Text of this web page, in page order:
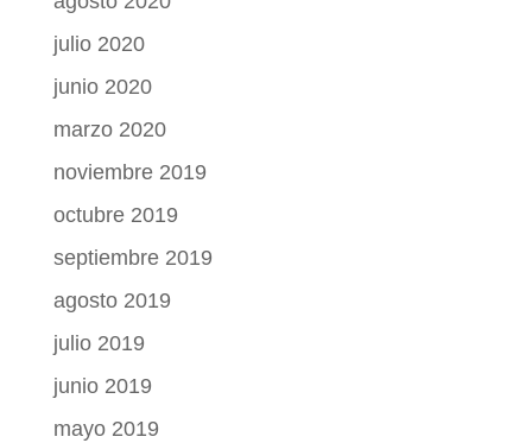
julio 2020
junio 2020
marzo 2020
noviembre 2019
octubre 2019
septiembre 2019
agosto 2019
julio 2019
junio 2019
mayo 2019